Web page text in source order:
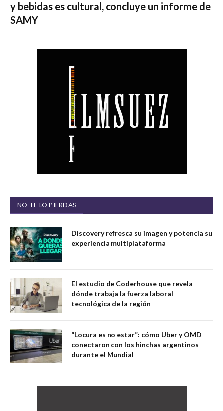
y bebidas es cultural, concluye un informe de
SAMY
NO TE LO PIERDAS
Discovery refresca su imagen y potencia su
experiencia multiplataforma
El estudio de Coderhouse que revela
dónde trabaja la fuerza laboral
tecnológica de la región
“Locura es no estar”: cómo Uber y OMD
conectaron con los hinchas argentinos
durante el Mundial